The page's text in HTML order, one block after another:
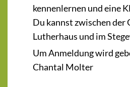
kennenlernen und eine
Du kannst zwischen der
Lutherhaus und im
Um Anmeldung wird
Chantal Molter